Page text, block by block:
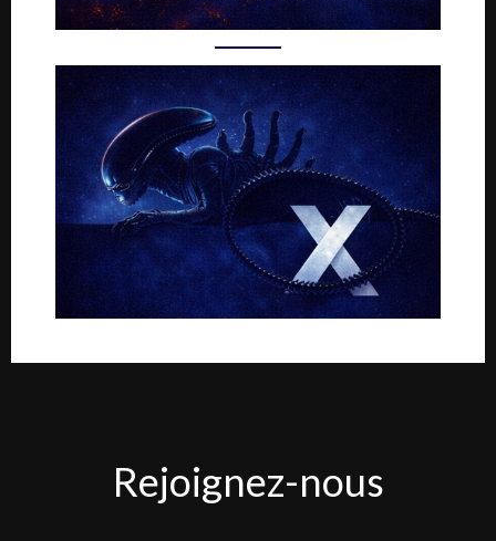
nous
Rejoignez-nous